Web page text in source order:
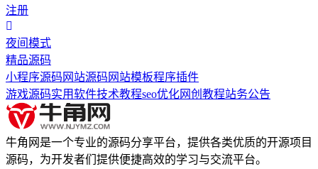
注册
夜间模式
精品源码
小程序源码 网站源码 网站模板程序插件
游戏源码实用软件技术教程seo优化网创教程站务公告
牛角网是一个专业的源码分享平台，提供各类优质的开源项目
源码，为开发者们提供便捷高效的学习与交流平台。